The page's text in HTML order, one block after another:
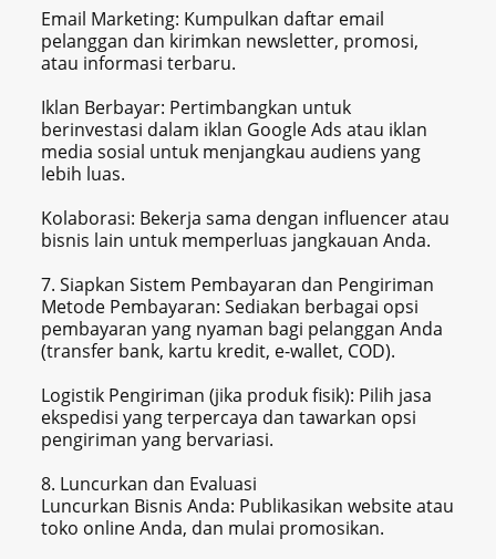
Email Marketing: Kumpulkan daftar email
pelanggan dan kirimkan newsletter, promosi,
atau informasi terbaru.
Iklan Berbayar: Pertimbangkan untuk
berinvestasi dalam iklan Google Ads atau iklan
media sosial untuk menjangkau audiens yang
lebih luas.
Kolaborasi: Bekerja sama dengan influencer atau
bisnis lain untuk memperluas jangkauan Anda.
7. Siapkan Sistem Pembayaran dan Pengiriman
Metode Pembayaran: Sediakan berbagai opsi
pembayaran yang nyaman bagi pelanggan Anda
(transfer bank, kartu kredit, e-wallet, COD).
Logistik Pengiriman (jika produk fisik): Pilih jasa
ekspedisi yang terpercaya dan tawarkan opsi
pengiriman yang bervariasi.
8. Luncurkan dan Evaluasi
Luncurkan Bisnis Anda: Publikasikan website atau
toko online Anda, dan mulai promosikan.